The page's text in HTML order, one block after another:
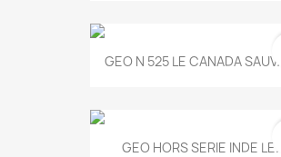
GEO N 525 LE CANADA
GEO HORS SERIE INDE